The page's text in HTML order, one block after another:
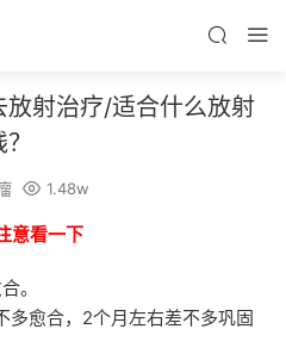
射治疗/适合什么放射
1.48w
意看一下
。
多愈合，2个月左右差不多巩固